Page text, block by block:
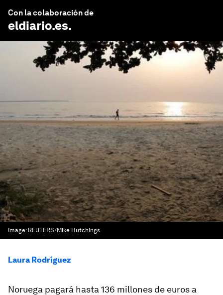
Con la colaboración de
eldiario.es.
Image: REUTERS/Mike Hutchings
Laura Rodríguez
Noruega pagará hasta 136 millones de euros a